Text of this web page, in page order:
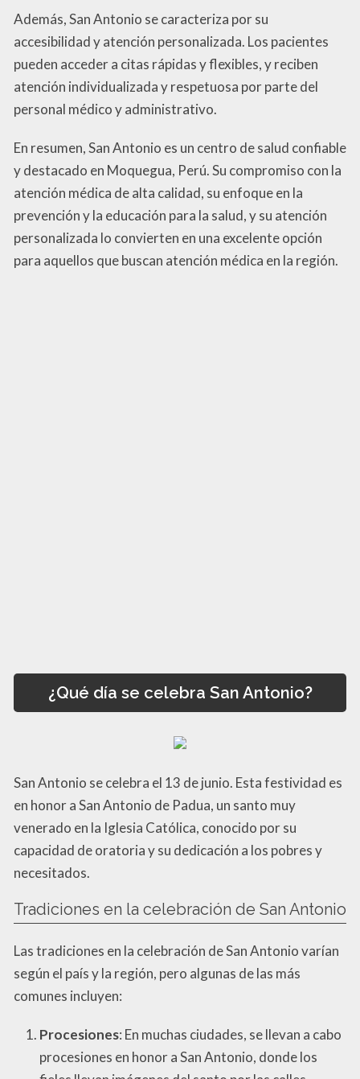
Además, San Antonio se caracteriza por su
accesibilidad y atención personalizada. Los pacientes
pueden acceder a citas rápidas y flexibles, y reciben
atención individualizada y respetuosa por parte del
personal médico y administrativo.
En resumen, San Antonio es un centro de salud confiable
y destacado en Moquegua, Perú. Su compromiso con la
atención médica de alta calidad, su enfoque en la
prevención y la educación para la salud, y su atención
personalizada lo convierten en una excelente opción
para aquellos que buscan atención médica en la región.
¿Qué día se celebra San Antonio?
San Antonio se celebra el 13 de junio. Esta festividad es
en honor a San Antonio de Padua, un santo muy
venerado en la Iglesia Católica, conocido por su
capacidad de oratoria y su dedicación a los pobres y
necesitados.
Tradiciones en la celebración de San Antonio
Las tradiciones en la celebración de San Antonio varían
según el país y la región, pero algunas de las más
comunes incluyen:
Procesiones: En muchas ciudades, se llevan a cabo
procesiones en honor a San Antonio, donde los